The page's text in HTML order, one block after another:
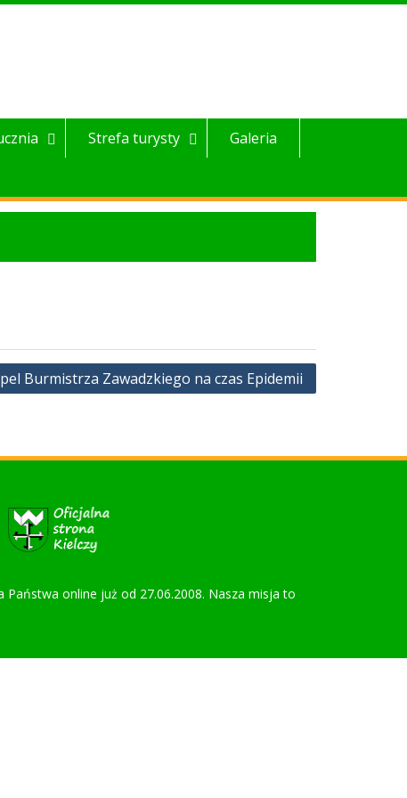
Strefa turysty
Galeria
Burmistrza Zawadzkiego na czas Epidemii
Państwa online już od 27.06.2008. Nasza misja to